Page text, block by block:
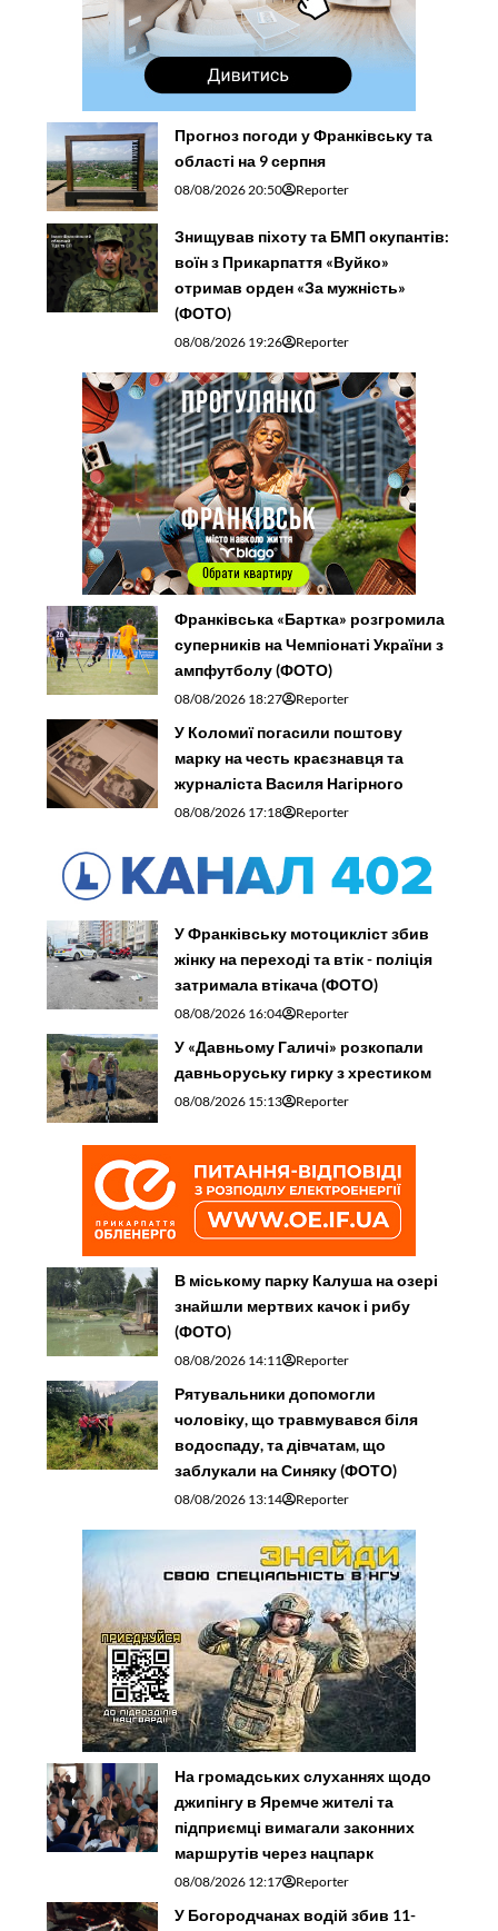
Прогноз погоди у Франківську та
області на 9 серпня
08/08/2026 20:50 Reporter
Знищував піхоту та БМП окупантів:
воїн з Прикарпаття «Вуйко»
отримав орден «За мужність»
(ФОТО)
08/08/2026 19:26 Reporter
Франківська «Бартка» розгромила
суперників на Чемпіонаті України з
ампфутболу (ФОТО)
08/08/2026 18:27 Reporter
У Коломиї погасили поштову
марку на честь краєзнавця та
журналіста Василя Нагірного
08/08/2026 17:18 Reporter
У Франківську мотоцикліст збив
жінку на переході та втік - поліція
затримала втікача (ФОТО)
08/08/2026 16:04 Reporter
У «Давньому Галичі» розкопали
давньоруську гирку з хрестиком
08/08/2026 15:13 Reporter
В міському парку Калуша на озері
знайшли мертвих качок і рибу
(ФОТО)
08/08/2026 14:11 Reporter
Рятувальники допомогли
чоловіку, що травмувався біля
водоспаду, та дівчатам, що
заблукали на Синяку (ФОТО)
08/08/2026 13:14 Reporter
На громадських слуханнях щодо
джипінгу в Яремче житeлі та
підприємці вимагали законних
маршрутів через нацпарк
08/08/2026 12:17 Reporter
У Богородчанах водій збив 11-